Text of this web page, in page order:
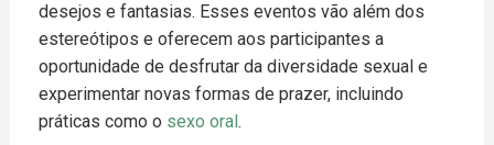
desejos e fantasias. Esses eventos vão além dos
estereótipos e oferecem aos participantes a
oportunidade de desfrutar da diversidade sexual e
experimentar novas formas de prazer, incluindo
práticas como o sexo oral.